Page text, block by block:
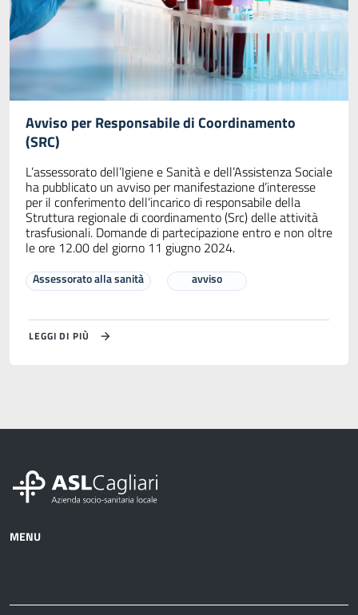
Avviso per Responsabile di Coordinamento
(SRC)
L’assessorato dell’Igiene e Sanità e dell’Assistenza Sociale
ha pubblicato un avviso per manifestazione d’interesse
per il conferimento dell’incarico di responsabile della
Struttura regionale di coordinamento (Src) delle attività
trasfusionali. Domande di partecipazione entro e non oltre
le ore 12.00 del giorno 11 giugno 2024.
Assessorato alla sanità avviso
LEGGI DI PIÙ
MENU
fare